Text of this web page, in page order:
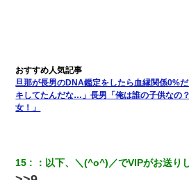
「パワハラを受けたから思い切って転職
ら、速攻でパワハラかました元上司が
ら・・・
旦那が長男のDNA鑑定をしたら血縁関係0%
キしてたんだな…」長男「俺は誰の子供なの
女！」
15 ： 以下、＼(^o^)／でVIPがお送り